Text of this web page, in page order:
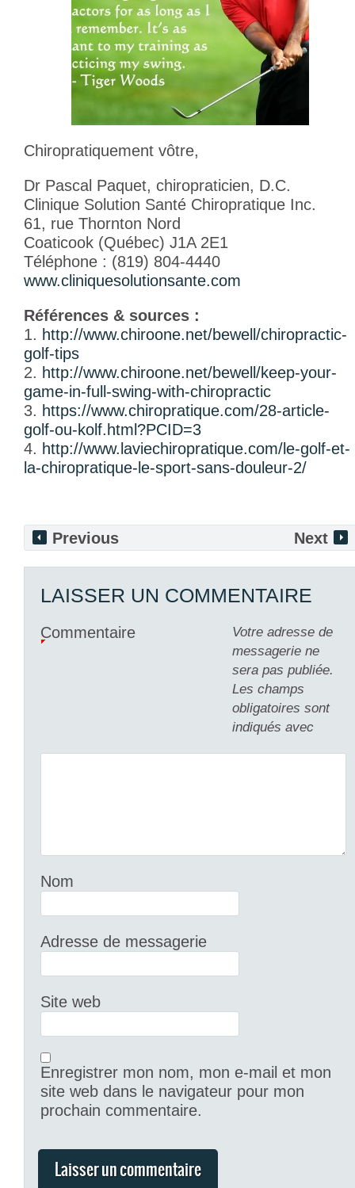
Chiropratiquement vôtre,
Dr Pascal Paquet, chiropraticien, D.C.
Clinique Solution Santé Chiropratique Inc.
61, rue Thornton Nord
Coaticook (Québec) J1A 2E1
Téléphone : (819) 804-4440
www.cliniquesolutionsante.com
Références & sources :
1. http://www.chiroone.net/bewell/chiropractic-
golf-tips
2. http://www.chiroone.net/bewell/keep-your-
game-in-full-swing-with-chiropractic
3. https://www.chiropratique.com/28-article-
golf-ou-kolf.html?PCID=3
4. http://www.laviechiropratique.com/le-golf-et-
la-chiropratique-le-sport-sans-douleur-2/
Previous Next
LAISSER UN COMMENTAIRE
Votre adresse de
messagerie ne
sera pas publiée.
Les champs
obligatoires sont
indiqués avec
Commentaire
Nom
Adresse de messagerie
Site web
Enregistrer mon nom, mon e-mail et mon
site web dans le navigateur pour mon
prochain commentaire.